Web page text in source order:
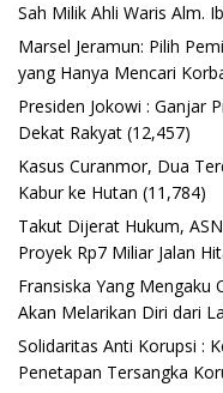
Sah Milik Ahli Waris Alm.
Marsel Jeramun: Pilih
yang Hanya Mencari
Presiden Jokowi : Ganjar
Dekat Rakyat (12,457)
Kasus Curanmor, Dua
Kabur ke Hutan (11,784)
Takut Dijerat Hukum,
Proyek Rp7 Miliar Jalan
Fransiska Yang Mengaku
Akan Melarikan Diri dari
Solidaritas Anti Korupsi :
Penetapan Tersangka